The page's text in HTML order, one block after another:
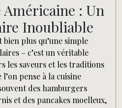
Américaine : Un
Inoubliable
bien plus qu’une simple
– c’est un véritable
les saveurs et les traditions
pense à la cuisine
des hamburgers
et des pancakes moelleux,